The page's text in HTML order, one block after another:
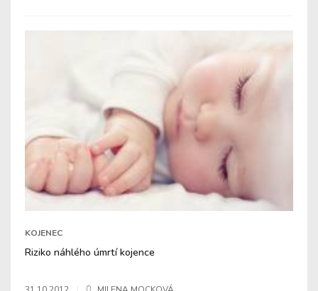
KOJENEC
Riziko náhlého úmrtí kojence